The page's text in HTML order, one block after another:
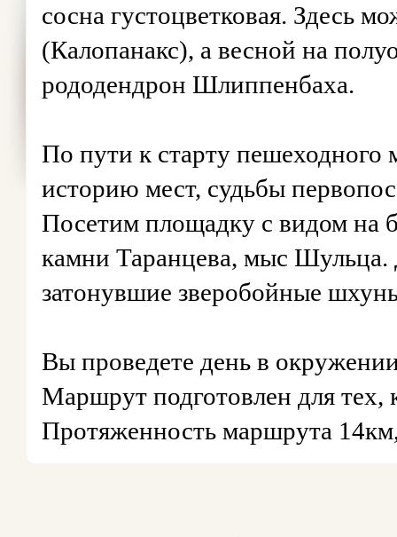
сосна густоцветковая. Здесь
(Калопанакс), а весной на
рододендрон Шлиппенбаха.
По пути к старту пешеходного
историю мест, судьбы
Посетим площадку с видом на
камни Таранцева, мыс Шульца.
затонувшие зверобойные
Вы проведете день в
Маршрут подготовлен для тех,
Протяженность маршрута